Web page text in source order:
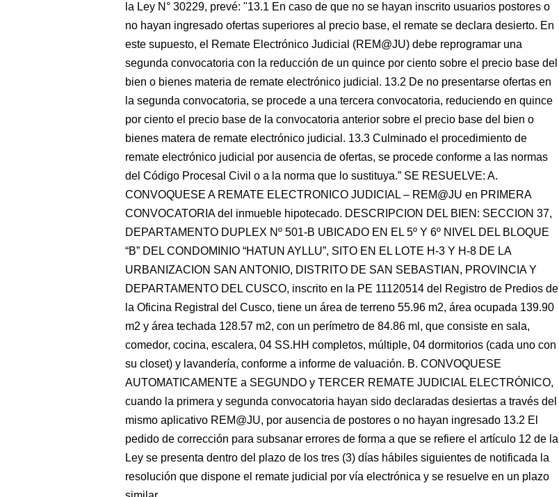
la Ley N° 30229, prevé: "13.1 En caso de que no se hayan inscrito usuarios postores o
no hayan ingresado ofertas superiores al precio base, el remate se declara desierto. En
este supuesto, el Remate Electrónico Judicial (REM@JU) debe reprogramar una
segunda convocatoria con la reducción de un quince por ciento sobre el precio base del
bien o bienes materia de remate electrónico judicial. 13.2 De no presentarse ofertas en
la segunda convocatoria, se procede a una tercera convocatoria, reduciendo en quince
por ciento el precio base de la convocatoria anterior sobre el precio base del bien o
bienes matera de remate electrónico judicial. 13.3 Culminado el procedimiento de
remate electrónico judicial por ausencia de ofertas, se procede conforme a las normas
del Código Procesal Civil o a la norma que lo sustituya.” SE RESUELVE: A.
CONVOQUESE A REMATE ELECTRONICO JUDICIAL – REM@JU en PRIMERA
CONVOCATORIA del inmueble hipotecado. DESCRIPCION DEL BIEN: SECCION 37,
DEPARTAMENTO DUPLEX Nº 501-B UBICADO EN EL 5º Y 6º NIVEL DEL BLOQUE
“B” DEL CONDOMINIO “HATUN AYLLU”, SITO EN EL LOTE H-3 Y H-8 DE LA
URBANIZACION SAN ANTONIO, DISTRITO DE SAN SEBASTIAN, PROVINCIA Y
DEPARTAMENTO DEL CUSCO, inscrito en la PE 11120514 del Registro de Predios de
la Oficina Registral del Cusco, tiene un área de terreno 55.96 m2, área ocupada 139.90
m2 y área techada 128.57 m2, con un perímetro de 84.86 ml, que consiste en sala,
comedor, cocina, escalera, 04 SS.HH completos, múltiple, 04 dormitorios (cada uno con
su closet) y lavandería, conforme a informe de valuación. B. CONVOQUESE
AUTOMATICAMENTE a SEGUNDO y TERCER REMATE JUDICIAL ELECTRÓNICO,
cuando la primera y segunda convocatoria hayan sido declaradas desiertas a través del
mismo aplicativo REM@JU, por ausencia de postores o no hayan ingresado 13.2 El
pedido de corrección para subsanar errores de forma a que se refiere el artículo 12 de la
Ley se presenta dentro del plazo de los tres (3) días hábiles siguientes de notificada la
resolución que dispone el remate judicial por vía electrónica y se resuelve en un plazo